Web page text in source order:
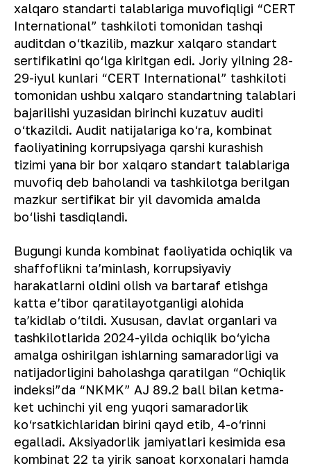
xalqaro standarti talablariga muvofiqligi “CERT
International” tashkiloti tomonidan tashqi
auditdan o‘tkazilib, mazkur xalqaro standart
sertifikatini qo‘lga kiritgan edi. Joriy yilning 28-
29-iyul kunlari “CERT International” tashkiloti
tomonidan ushbu xalqaro standartning talablari
bajarilishi yuzasidan birinchi kuzatuv auditi
o‘tkazildi. Audit natijalariga ko‘ra, kombinat
faoliyatining korrupsiyaga qarshi kurashish
tizimi yana bir bor xalqaro standart talablariga
muvofiq deb baholandi va tashkilotga berilgan
mazkur sertifikat bir yil davomida amalda
bo‘lishi tasdiqlandi.
Bugungi kunda kombinat faoliyatida ochiqlik va
shaffoflikni taʼminlash, korrupsiyaviy
harakatlarni oldini olish va bartaraf etishga
katta eʼtibor qaratilayotganligi alohida
taʼkidlab o‘tildi. Xususan, davlat organlari va
tashkilotlarida 2024-yilda ochiqlik bo‘yicha
amalga oshirilgan ishlarning samaradorligi va
natijadorligini baholashga qaratilgan “Ochiqlik
indeksi”da “NKMK” AJ 89.2 ball bilan ketma-
ket uchinchi yil eng yuqori samaradorlik
ko‘rsatkichlaridan birini qayd etib, 4-o‘rinni
egalladi. Aksiyadorlik jamiyatlari kesimida esa
kombinat 22 ta yirik sanoat korxonalari hamda